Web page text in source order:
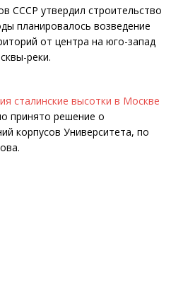
СССР утвердил строительство
планировалось возведение
от центра на юго-запад
реки.
принято решение о
корпусов Университета, по